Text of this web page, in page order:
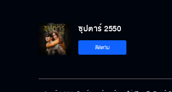
ซุปตาร์ 2550
ติดตาม